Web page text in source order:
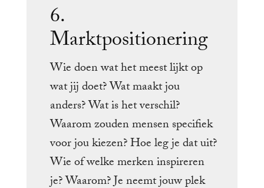
6.
Marktpositionering
Wie doen wat het meest lijkt op
wat jij doet? Wat maakt jou
anders? Wat is het verschil?
Waarom zouden mensen specifiek
voor jou kiezen? Hoe leg je dat uit?
Wie of welke merken inspireren
je? Waarom? Je neemt jouw plek